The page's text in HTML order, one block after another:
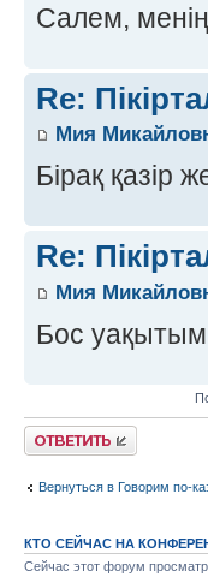
Салем,
Re:
Мия
Бірақ қазір
Re:
Мия
Бос уақытым
Ответить
Вернуться в Говорим по-
КТО СЕЙЧАС НА
Сейчас этот форум